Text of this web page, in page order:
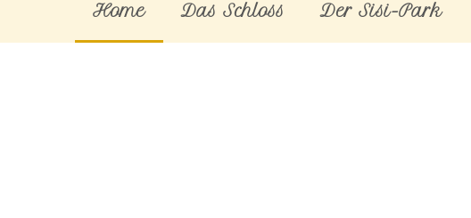
Home Das Schloss Der Sisi-Park